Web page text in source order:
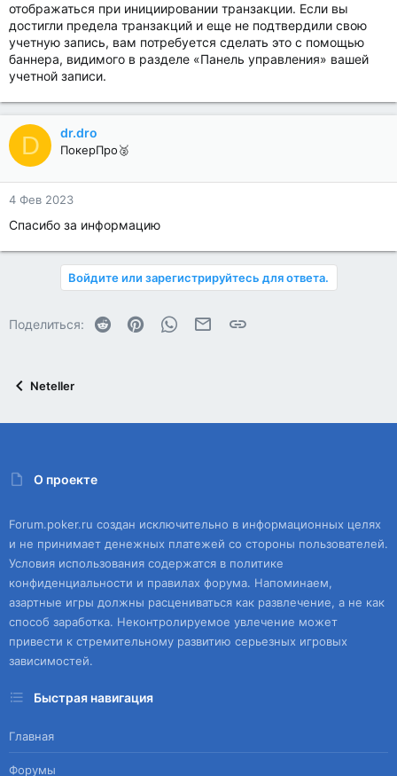
отображаться при инициировании транзакции. Если вы
достигли предела транзакций и еще не подтвердили свою
учетную запись, вам потребуется сделать это с помощью
баннера, видимого в разделе «Панель управления» вашей
учетной записи.
D dr.dro
ПокерПро🥈
4 Фев 2023
Спасибо за информацию
Войдите или зарегистрируйтесь для ответа.
Поделиться: Reddit PinterestWhatsAppЭлектронная почта
Ссылка
Neteller
О проекте
Forum.poker.ru создан исключительно в информационных целях
и не принимает денежных платежей со стороны пользователей.
Условия использования содержатся в политике
конфиденциальности и правилах форума. Напоминаем,
азартные игры должны расцениваться как развлечение, а не как
способ заработка. Неконтролируемое увлечение может
привести к стремительному развитию серьезных игровых
зависимостей.
Быстрая навигация
Главная
Форумы